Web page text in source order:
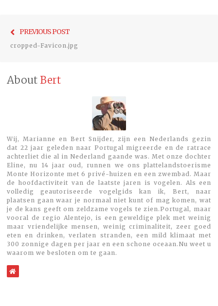
navigatie
PREVIOUS POST
cropped-Favicon.jpg
About Bert
Wij, Marianne en Bert Snijder, zijn een Nederlands gezin
dat 22 jaar geleden naar Portugal migreerde en de ratrace
achterliet die al in Nederland gaande was. Met onze dochter
Eline, nu 14 jaar oud, runnen we ons plattelandstoerisme
Monte Horizonte met 6 privé-huizen en een zwembad. Maar
de hoofdactiviteit van de laatste jaren is vogelen. Als een
volledig geautoriseerde vogelgids kan ik, Bert, naar
plaatsen gaan waar je normaal niet kunt of mag komen, wat
je de kans geeft om zeldzame vogels te zien.Portugal, maar
vooral de regio Alentejo, is een geweldige plek met weinig
maar vriendelijke mensen, weinig criminaliteit, zeer goed
eten en drinken, verlaten stranden, een mild klimaat met
300 zonnige dagen per jaar en een schone oceaan.Nu weet u
waarom we besloten om te gaan.